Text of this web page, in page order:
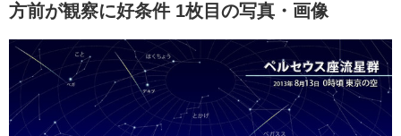
方前が観察に好条件 1枚目の写真・画像